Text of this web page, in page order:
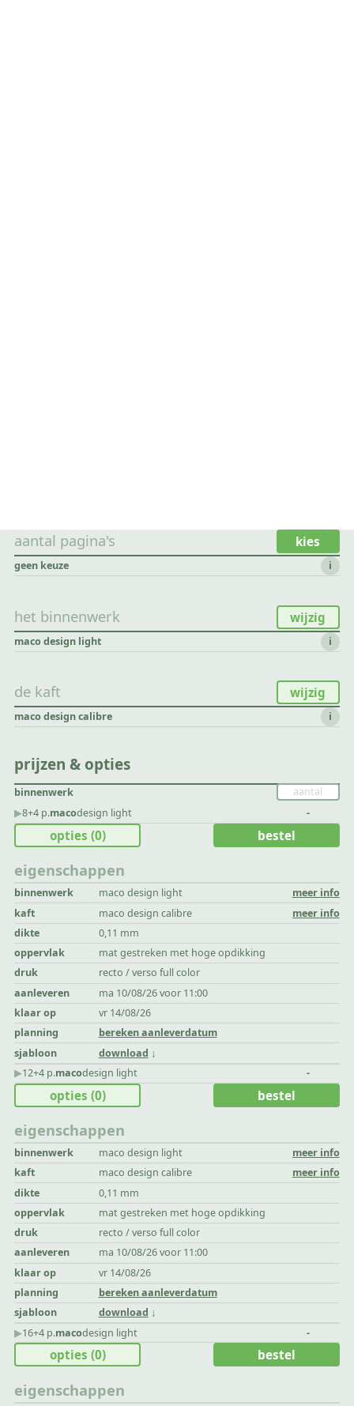
aantal pagina's kies
geen keuze i
het binnenwerk wijzig
maco design light i
de kaft wijzig
maco design calibre i
prijzen & opties
binnenwerk
▶︎8+4 p.macodesign light -
eigenschappen
binnenwerk maco design light
meer info
kaft
maco design calibre
meer info
dikte
0,11 mm
oppervlak
mat gestreken met hoge opdikking
druk
recto / verso full color
aanleveren
ma 10/08/26 voor 11:00
klaar op
vr 14/08/26
planning
bereken aanleverdatum
sjabloon
download
opties (0) bestel
▶︎12+4 p.macodesign light -
eigenschappen
binnenwerk maco design light
meer info
kaft
maco design calibre
meer info
dikte
0,11 mm
oppervlak
mat gestreken met hoge opdikking
druk
recto / verso full color
aanleveren
ma 10/08/26 voor 11:00
klaar op
vr 14/08/26
planning
bereken aanleverdatum
sjabloon
download
opties (0) bestel
▶︎16+4 p.macodesign light -
eigenschappen
opties (0) bestel